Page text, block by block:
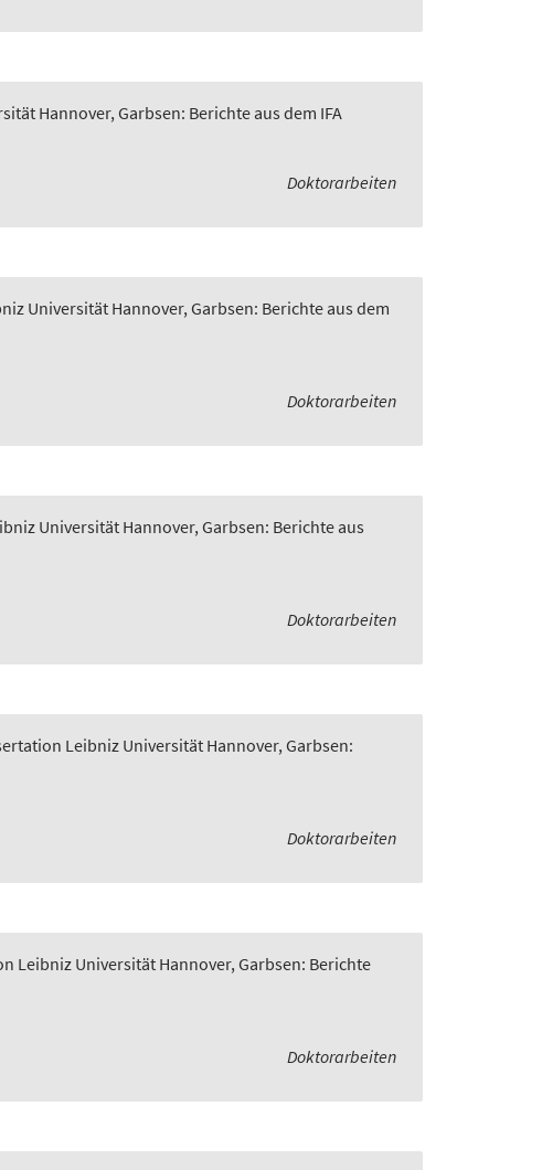
Hannover, Garbsen: Berichte aus dem IFA
Doktorarbeiten
Universität Hannover, Garbsen: Berichte aus dem
Doktorarbeiten
Universität Hannover, Garbsen: Berichte aus
Doktorarbeiten
Leibniz Universität Hannover, Garbsen:
Doktorarbeiten
Leibniz Universität Hannover, Garbsen: Berichte
Doktorarbeiten